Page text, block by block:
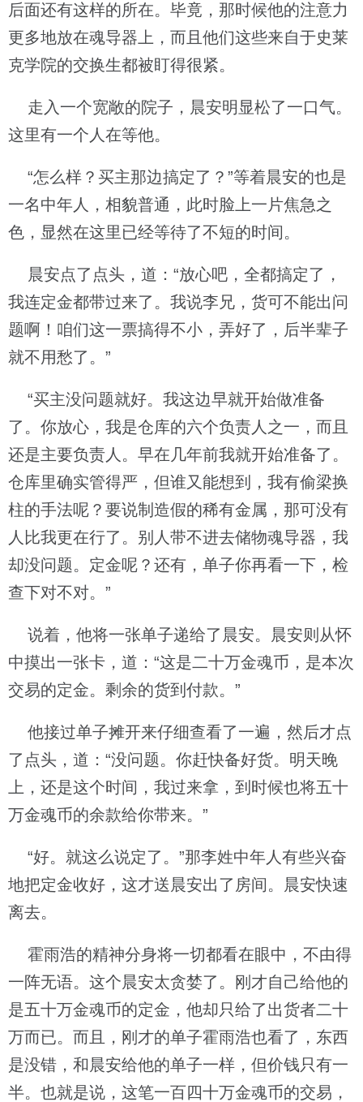
后面还有这样的所在。毕竟，那时候他的注意力
更多地放在魂导器上，而且他们这些来自于史莱
克学院的交换生都被盯得很紧。
走入一个宽敞的院子，晨安明显松了一口气。
这里有一个人在等他。
“怎么样？买主那边搞定了？”等着晨安的也是
一名中年人，相貌普通，此时脸上一片焦急之
色，显然在这里已经等待了不短的时间。
晨安点了点头，道：“放心吧，全都搞定了，
我连定金都带过来了。我说李兄，货可不能出问
题啊！咱们这一票搞得不小，弄好了，后半辈子
就不用愁了。”
“买主没问题就好。我这边早就开始做准备
了。你放心，我是仓库的六个负责人之一，而且
还是主要负责人。早在几年前我就开始准备了。
仓库里确实管得严，但谁又能想到，我有偷梁换
柱的手法呢？要说制造假的稀有金属，那可没有
人比我更在行了。别人带不进去储物魂导器，我
却没问题。定金呢？还有，单子你再看一下，检
查下对不对。”
说着，他将一张单子递给了晨安。晨安则从怀
中摸出一张卡，道：“这是二十万金魂币，是本次
交易的定金。剩余的货到付款。”
他接过单子摊开来仔细查看了一遍，然后才点
了点头，道：“没问题。你赶快备好货。明天晚
上，还是这个时间，我过来拿，到时候也将五十
万金魂币的余款给你带来。”
“好。就这么说定了。”那李姓中年人有些兴奋
地把定金收好，这才送晨安出了房间。晨安快速
离去。
霍雨浩的精神分身将一切都看在眼中，不由得
一阵无语。这个晨安太贪婪了。刚才自己给他的
是五十万金魂币的定金，他却只给了出货者二十
万而已。而且，刚才的单子霍雨浩也看了，东西
是没错，和晨安给他的单子一样，但价钱只有一
半。也就是说，这笔一百四十万金魂币的交易，